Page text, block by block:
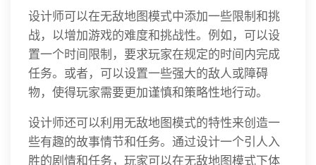
设计师可以在无敌地图模式中添加一些限制和挑
战，以增加游戏的难度和挑战性。例如，可以设
置一个时间限制，要求玩家在规定的时间内完成
任务。或者，可以设置一些强大的敌人或障碍
物，使得玩家需要更加谨慎和策略性地行动。
设计师还可以利用无敌地图模式的特性来创造一
些有趣的故事情节和任务。通过设计一个引人入
胜的剧情和任务，玩家可以在无敌地图模式下体